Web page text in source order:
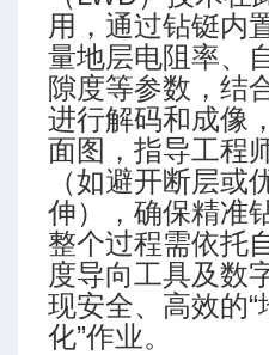
用，通过钻铤内
量地层电阻率、
隙度等参数，结
进行解码和成像
面图，指导工程
（如避开断层或
伸），确保精准
整个过程需依托
度导向工具及数
现安全、高效的
化”作业。